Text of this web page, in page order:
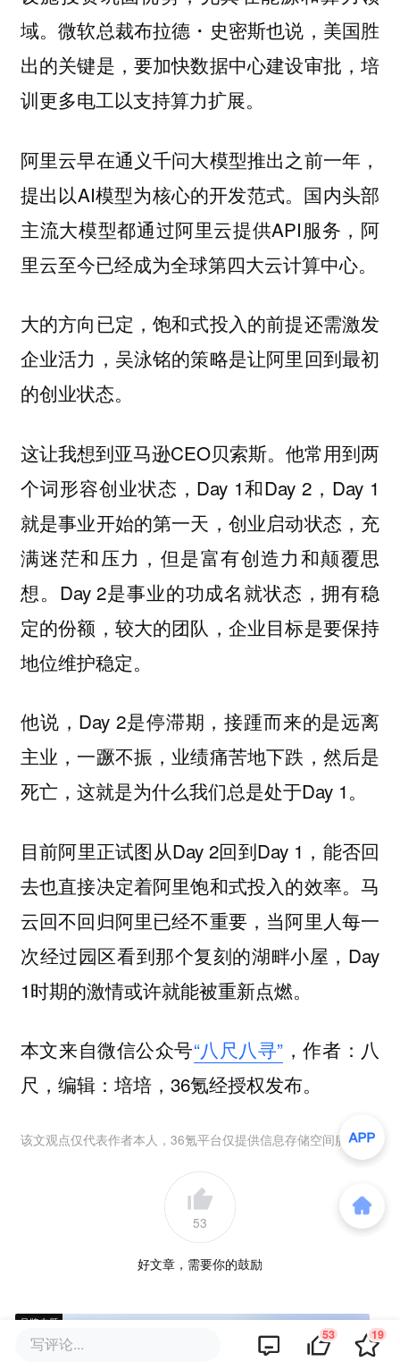
域。微软总裁布拉德・史密斯也说，美国胜
出的关键是，要加快数据中心建设审批，培
训更多电工以支持算力扩展。
阿里云早在通义千问大模型推出之前一年，
提出以AI模型为核心的开发范式。国内头部
主流大模型都通过阿里云提供API服务，阿
里云至今已经成为全球第四大云计算中心。
大的方向已定，饱和式投入的前提还需激发
企业活力，吴泳铭的策略是让阿里回到最初
的创业状态。
这让我想到亚马逊CEO贝索斯。他常用到两
个词形容创业状态，Day 1和Day 2，Day 1
就是事业开始的第一天，创业启动状态，充
满迷茫和压力，但是富有创造力和颠覆思
想。Day 2是事业的功成名就状态，拥有稳
定的份额，较大的团队，企业目标是要保持
地位维护稳定。
他说，Day 2是停滞期，接踵而来的是远离
主业，一蹶不振，业绩痛苦地下跌，然后是
死亡，这就是为什么我们总是处于Day 1。
目前阿里正试图从Day 2回到Day 1，能否回
去也直接决定着阿里饱和式投入的效率。马
云回不回归阿里已经不重要，当阿里人每一
次经过园区看到那个复刻的湖畔小屋，Day
1时期的激情或许就能被重新点燃。
本文来自微信公众号“八尺八寻” ，作者：八
尺，编辑：培培，36氪经授权发布。
该文观点仅代表作者本人，36氪平台仅提供信息存储空间服务。
53
好文章，需要你的鼓励
品牌专题
写评论... 53 19